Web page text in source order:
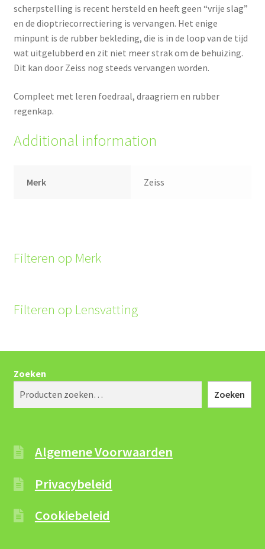
scherpstelling is recent hersteld en heeft geen “vrije slag”
en de dioptriecorrectiering is vervangen. Het enige
minpunt is de rubber bekleding, die is in de loop van de tijd
wat uitgelubberd en zit niet meer strak om de behuizing.
Dit kan door Zeiss nog steeds vervangen worden.
Compleet met leren foedraal, draagriem en rubber
regenkap.
Additional information
Merk Zeiss
Filteren op Merk
Filteren op Lensvatting
Zoeken
Zoeken
Algemene Voorwaarden
Privacybeleid
Cookiebeleid